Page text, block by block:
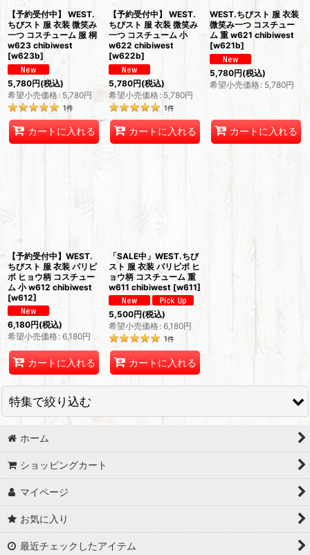
【予約受付中】 WEST.
ちびスト 服 衣装 微笑み
一つ コスチューム 服 桐
w623 chibiwest
[w623b]
5,780円(税込)
希望小売価格: 5,780円
1件
カートに入れる
【予約受付中】 WEST.
ちびスト 服 衣装 微笑み
一つ コスチューム 小
w622 chibiwest
[w622b]
5,780円(税込)
希望小売価格: 5,780円
1件
カートに入れる
WEST.ちびスト 服 衣装
微笑み一つ コスチュー
ム 重 w621 chibiwest
[w621b]
5,780円(税込)
希望小売価格: 5,780円
カートに入れる
【予約受付中】WEST.
ちびスト 服 衣装 パリピ
ポ ヒョウ柄 コスチュー
ム 小 w612 chibiwest
[w612]
6,180円(税込)
希望小売価格: 6,180円
カートに入れる
「SALE中」WEST.ちび
スト 服 衣装 パリピポ ヒ
ョウ柄 コスチューム 重
w611 chibiwest [w611]
5,500円(税込)
希望小売価格: 6,180円
1件
カートに入れる
特集で絞り込む
ダッフィーSサイズコスチューム
ちびぬいコスチューム
すのチルコスチューム
ホーム
ショッピングカート
マイページ
お気に入り
最近チェックしたアイテム